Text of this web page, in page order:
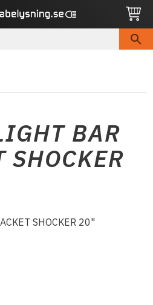
BAR
SHOCKER
SHOCKER 20"